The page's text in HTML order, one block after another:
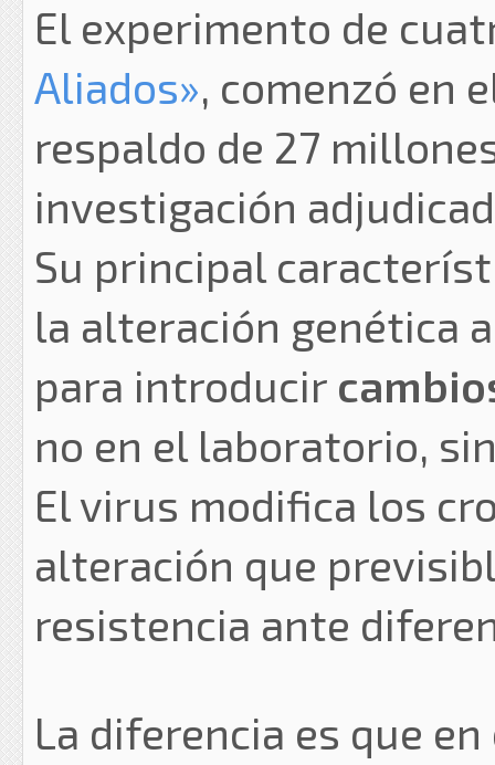
El experimento de
Aliados», comenzó en
respaldo de 27
investigación
Su principal
la alteración genética
para introducir
no en el laboratorio,
El virus modifica los
alteración que
resistencia ante
La diferencia es que